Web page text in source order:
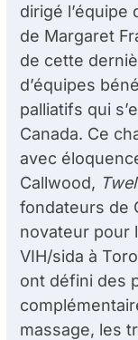
dirigé l’équipe
de Margaret
de cette
d’équipes
palliatifs qui
Canada. Ce
avec
Callwood,
fondateurs de
novateur pour
VIH/sida à
ont défini des
massage, les